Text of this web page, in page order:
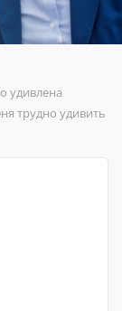
удивлена
трудно удивить